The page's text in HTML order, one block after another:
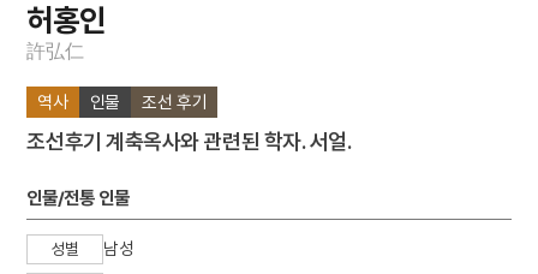
7
김상헌
8 김지경
10 삼암유집
1
김희
허홍인
許弘仁
역사 인물 조선 후기
조선후기 계축옥사와 관련된 학자. 서얼.
인물/전통 인물
성별 남성